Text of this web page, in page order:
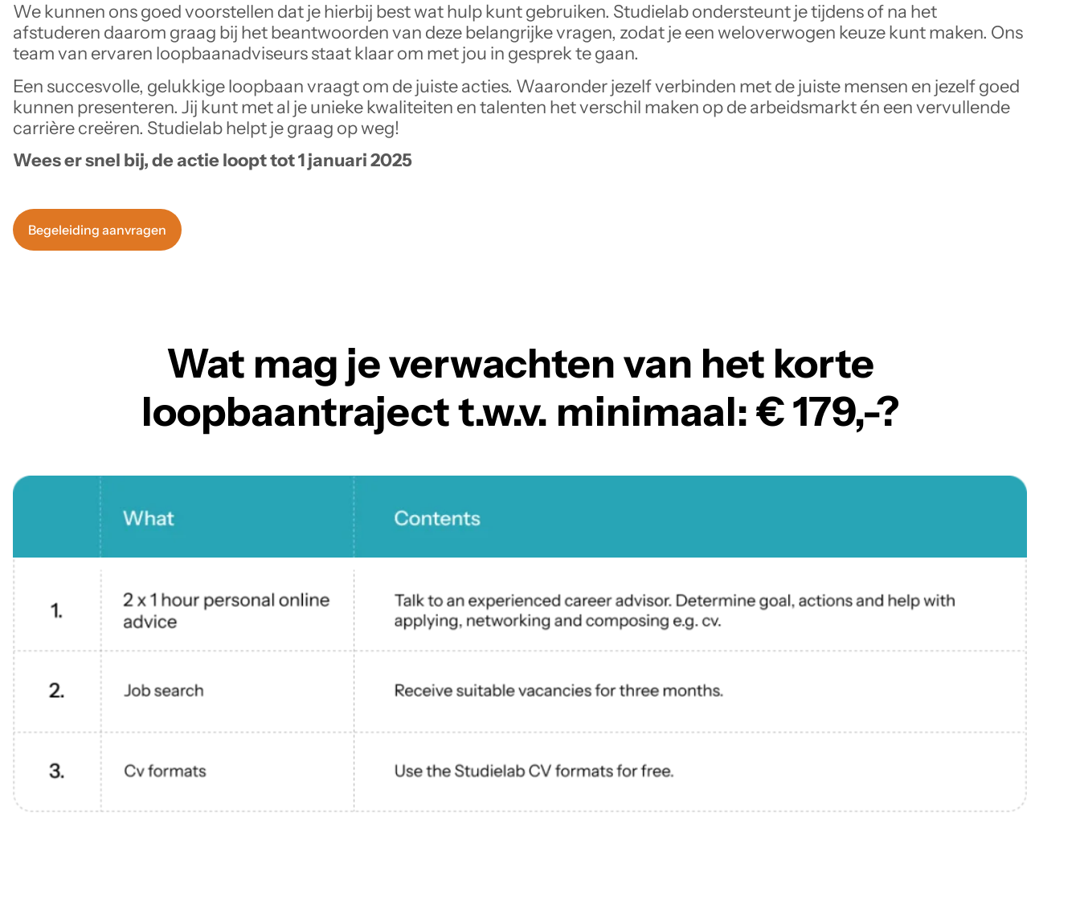
We kunnen ons goed voorstellen dat je hierbij best wat hulp kunt gebruiken. Studielab ondersteunt je tijdens of na het
afstuderen daarom graag bij het beantwoorden van deze belangrijke vragen, zodat je een weloverwogen keuze kunt maken. Ons
team van ervaren loopbaanadviseurs staat klaar om met jou in gesprek te gaan.
Een succesvolle, gelukkige loopbaan vraagt om de juiste acties. Waaronder jezelf verbinden met de juiste mensen en jezelf goed
kunnen presenteren. Jij kunt met al je unieke kwaliteiten en talenten het verschil maken op de arbeidsmarkt én een vervullende
carrière creëren. Studielab helpt je graag op weg!
Wees er snel bij, de actie loopt tot 1 januari 2025
Begeleiding aanvragen
Wat mag je verwachten van het korte
loopbaantraject t.w.v. minimaal: € 179,-?